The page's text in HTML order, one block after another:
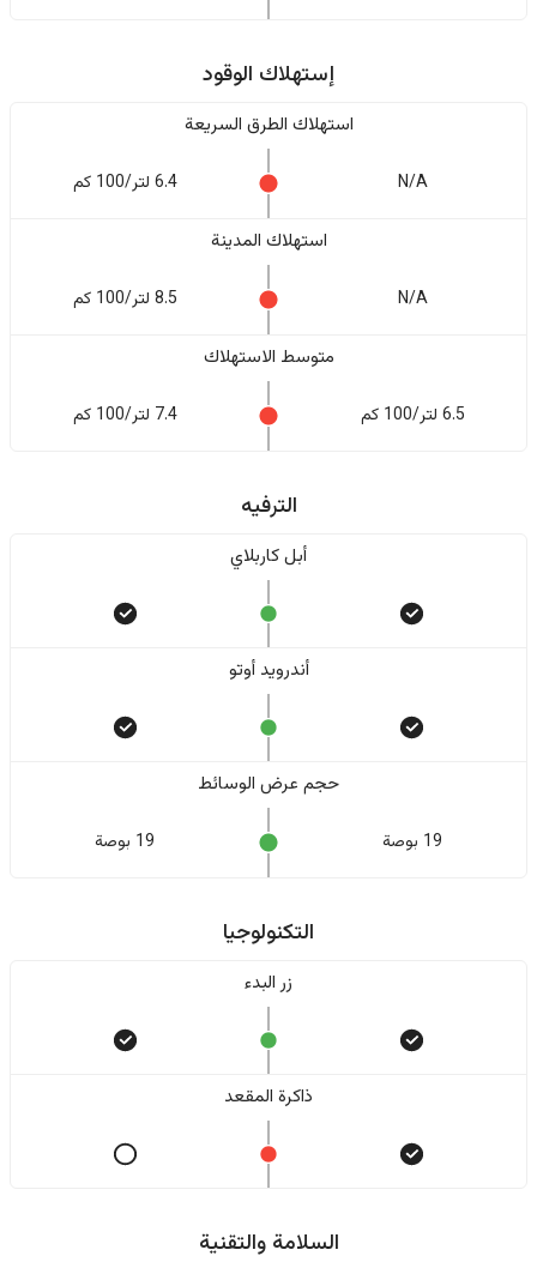
إستهلاك الوقود
استهلاك الطرق السريعة
N/A 6.4 لتر/100 كم
استهلاك المدينة
N/A 8.5 لتر/100 كم
متوسط الاستهلاك
6.5 لتر/100 كم 7.4 لتر/100 كم
الترفيه
أبل كاربلاي
أندرويد أوتو
حجم عرض الوسائط
19 بوصة 19 بوصة
التكنولوجيا
زر البدء
ذاكرة المقعد
السلامة والتقنية